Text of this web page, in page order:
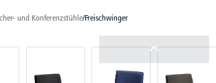
und Konferenzstühle/Freischwinger